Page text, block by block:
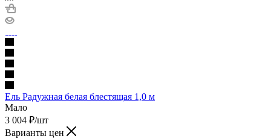
Ель Радужная белая блестящая 1,0 м
Мало
3 004 ₽/шт
Варианты цен